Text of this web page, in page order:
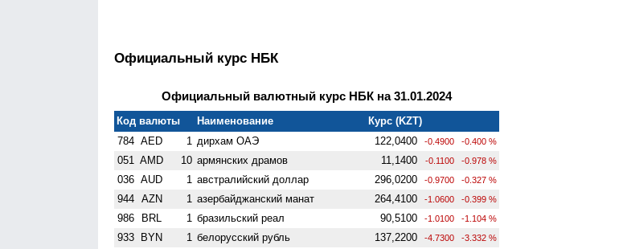
Официальный курс НБК
Официальный валютный курс НБК на 31.01.2024
Код валюты Наименование
Курс (KZT)
784 AED 1 дирхам ОАЭ 122,0400 -0.4900 -0.400 %
051 AMD 10 армянских драмов 11,1400 -0.1100 -0.978 %
036 AUD 1 австралийский доллар 296,0200 -0.9700 -0.327 %
944 AZN 1 азербайджанский манат 264,4100 -1.0600 -0.399 %
986 BRL 1 бразильский реал 90,5100 -1.0100 -1.104 %
933 BYN 1 белорусский рубль 137,2200 -4.7300 -3.332 %